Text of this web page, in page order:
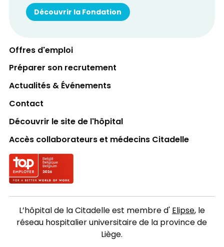
Découvrir la Fondation
Offres d'emploi
Préparer son recrutement
Actualités & Événements
Contact
Découvrir le site de l'hôpital
Accès collaborateurs et médecins Citadelle
Logo Top employer
L’hôpital de la Citadelle est membre d'Elipse, le
réseau hospitalier universitaire de la province de
Liège.